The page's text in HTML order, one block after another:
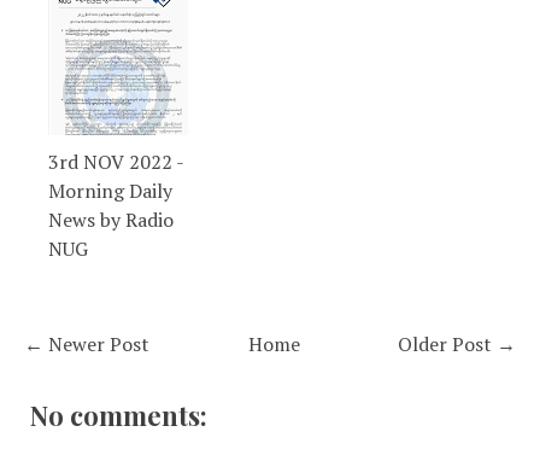
3rd NOV 2022 -
Morning Daily
News by Radio
NUG
← Newer Post Older Post →
Home
No comments: